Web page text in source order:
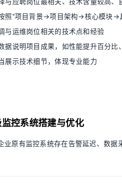
照"项目背景→项目架构→核心模块
与运维岗位相关的技术点和经验
据说明项目成果，如性能提升百分比
展示技术细节，体现专业能力
控系统搭建与优化
业原有监控系统存在告警延迟、数据